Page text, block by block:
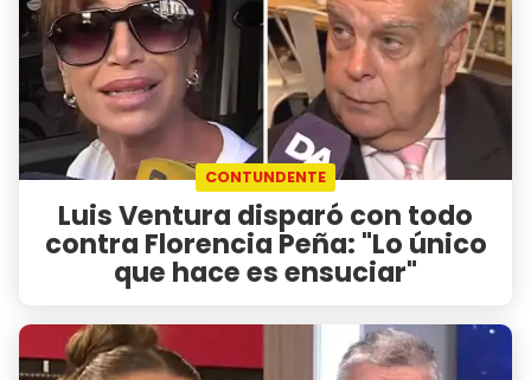
CONTUNDENTE
Luis Ventura disparó con todo
contra Florencia Peña: "Lo único
que hace es ensuciar"